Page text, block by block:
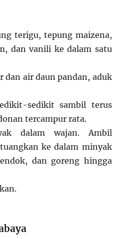
terigu, tepung maizena,
dan vanili ke dalam satu
dan air daun pandan, aduk
sedikit sambil terus
tercampur rata.
dalam wajan. Ambil
ke dalam minyak
dan goreng hingga